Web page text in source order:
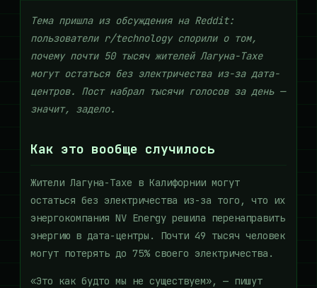
Тема пришла из обсуждения на Reddit:
пользователи r/technology спорили о том,
почему почти 50 тысяч жителей Лагуна-Тахе
могут остаться без электричества из-за дата-
центров. Пост набрал тысячи голосов за день —
значит, задело.
Как это вообще случилось
Жители Лагуна-Тахе в Калифорнии могут
остаться без электричества из-за того, что их
энергокомпания NV Energy решила перенаправить
энергию в дата-центры. Почти 49 тысяч человек
могут потерять до 75% своего электричества.
«Это как будто мы не существуем», — пишут